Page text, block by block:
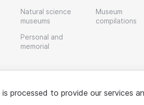
Natural science
museums
Personal and
memorial
Museum
compilations
is processed to provide our services